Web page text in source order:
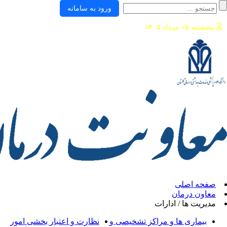
/ ادارات
ها و مراکز تشخیصی و
نظارت و اعتبار بخشی امور